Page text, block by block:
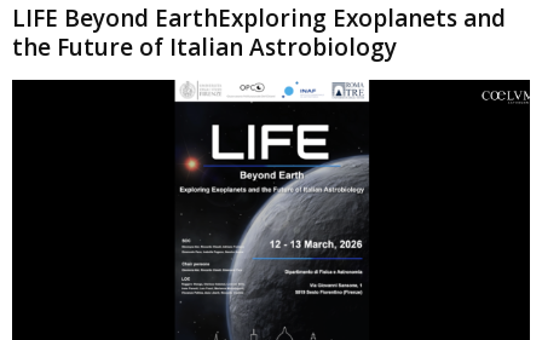
LIFE Beyond EarthExploring Exoplanets and
the Future of Italian Astrobiology